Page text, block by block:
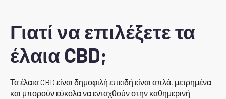
Γιατί να επιλέξετε τα
έλαια CBD;
Τα έλαια CBD είναι δημοφιλή επειδή είναι απλά, μετρημένα
και μπορούν εύκολα να ενταχθούν στην καθημερινή